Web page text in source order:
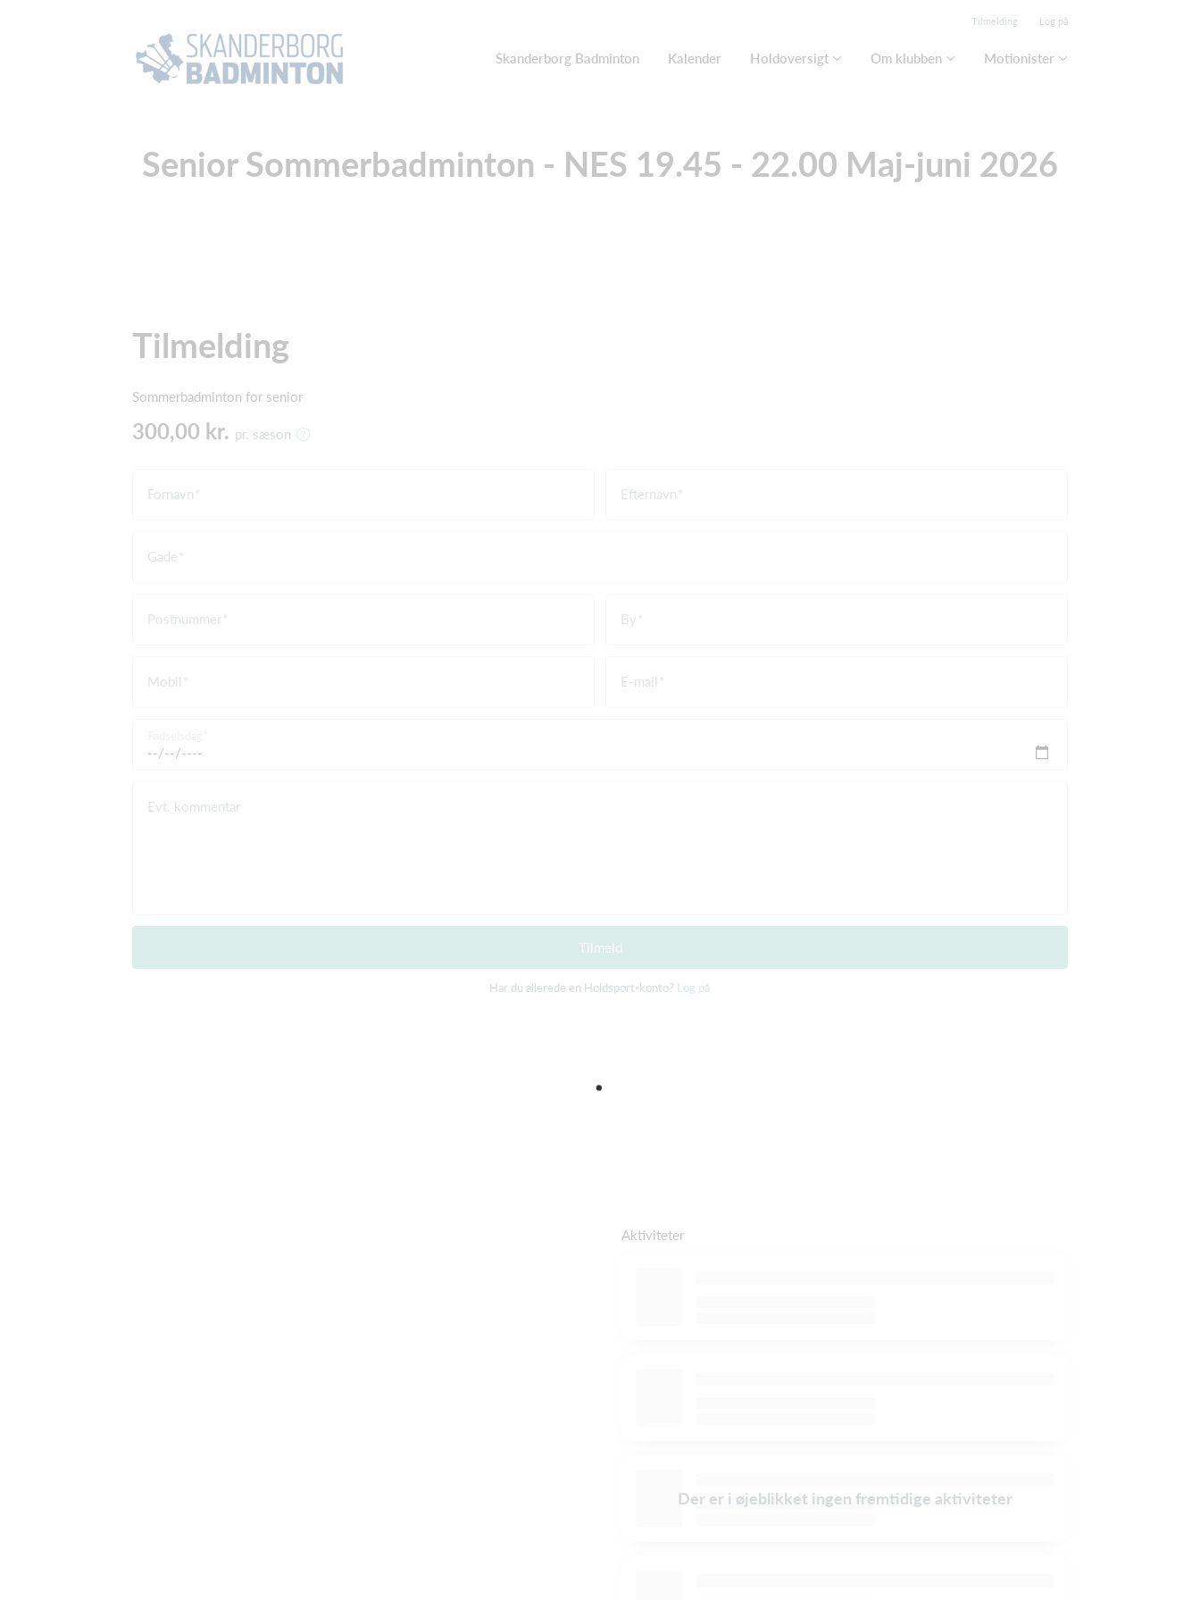
Tilmelding Log på
Skanderborg Badminton Kalender Holdoversigt Om klubben Motionister
Senior Sommerbadminton - NES 19.45 - 22.00 Maj-juni 2026
Tilmelding
Sommerbadminton for senior
300,00 kr. pr. sæson
Fornavn Efternavn
Gade
Postnummer By
Mobil E-mail
Evt. kommentar
Tilmeld
Har du allerede en Holdsport-konto? Log på
Aktiviteter
Der er i øjeblikket ingen fremtidige aktiviteter